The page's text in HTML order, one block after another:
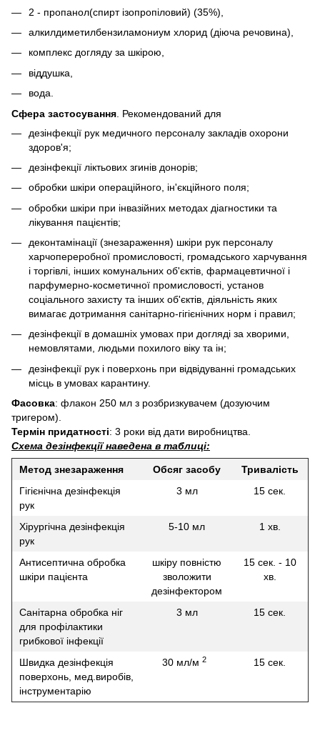
2 - пропанол(спирт ізопропіловий) (35%),
алкилдиметилбензиламониум хлорид (діюча речовина),
комплекс догляду за шкірою,
віддушка,
вода.
Сфера застосування . Рекомендований для
дезінфекції рук медичного персоналу закладів охорони
здоров'я;
дезінфекції ліктьових згинів донорів;
обробки шкіри операційного, ін'єкційного поля;
обробки шкіри при інвазійних методах діагностики та
лікування пацієнтів;
деконтамінації (знезараження) шкіри рук персоналу
харчопереробної промисловості, громадського харчування
і торгівлі, інших комунальних об'єктів, фармацевтичної і
парфумерно-косметичної промисловості, установ
соціального захисту та інших об'єктів, діяльність яких
вимагає дотримання санітарно-гігієнічних норм і правил;
дезінфекції в домашніх умовах при догляді за хворими,
немовлятами, людьми похилого віку та ін;
дезінфекції рук і поверхонь при відвідуванні громадських
місць в умовах карантину.
Фасовка: флакон 250 мл з розбризкувачем (дозуючим
тригером).
Термін придатності: 3 роки від дати виробництва.
Схема дезінфекції наведена в таблиці:
Метод знезараження Обсяг засобу
Тривалість
Гігієнічна дезінфекція
рук
3 мл 15 сек.
Хірургічна дезінфекція
рук
5-10 мл 1 хв.
Антисептична обробка
шкіри пацієнта
шкіру повністю
зволожити
дезінфектором
15 сек. - 10
хв.
Санітарна обробка ніг
для профілактики
грибкової інфекції
3 мл 15 сек.
Швидка дезінфекція
поверхонь, мед.виробів,
інструментарію
30 мл/м 2 15 сек.